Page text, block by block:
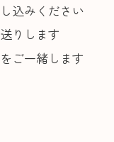
込みください
りします
ご一緒します